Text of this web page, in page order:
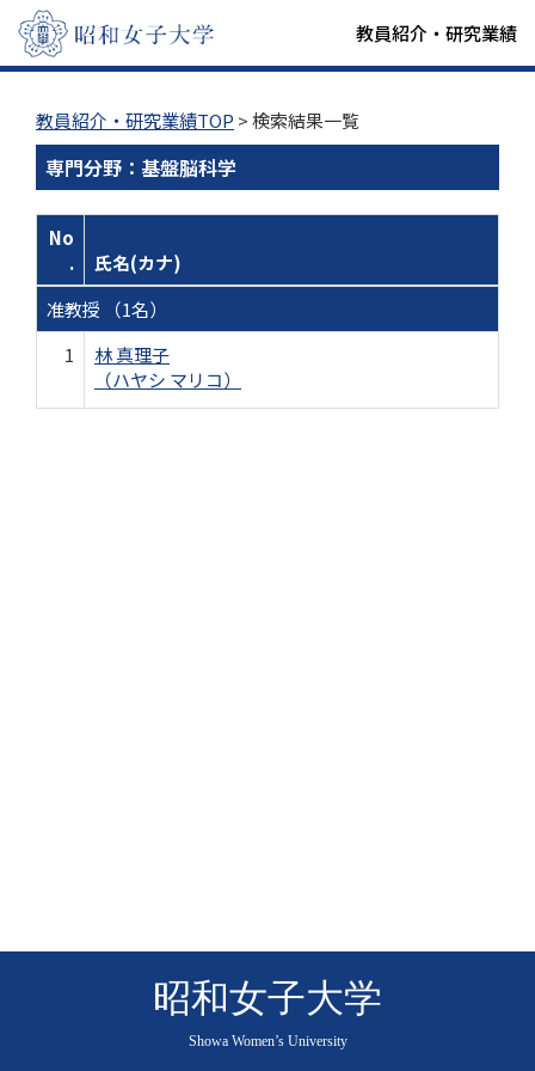
教員紹介・研究業績
教員紹介・研究業績TOP > 検索結果一覧
専門分野：基盤脳科学
No
.
氏名(カナ)
准教授 （1名）
1
林 真理子
（ハヤシ マリコ）
昭和女子大学
Showa Women’s University